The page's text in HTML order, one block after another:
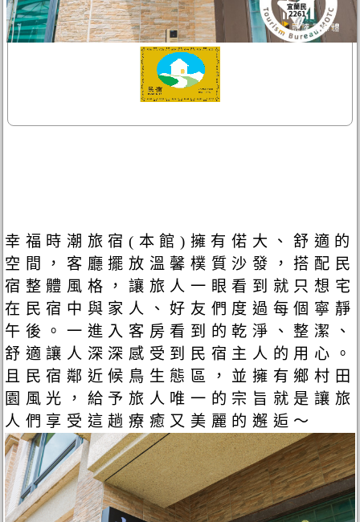
幸福時潮旅宿(本館)擁有偌大、舒適的
空間，客廳擺放溫馨樸質沙發，搭配民
宿整體風格，讓旅人一眼看到就只想宅
在民宿中與家人、好友們度過每個寧靜
午後。一進入客房看到的乾淨、整潔、
舒適讓人深深感受到民宿主人的用心。
且民宿鄰近候鳥生態區，並擁有鄉村田
園風光，給予旅人唯一的宗旨就是讓旅
人們享受這趟療癒又美麗的邂逅～